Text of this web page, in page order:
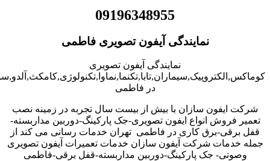
09196348955
نمایندگی آیفون تصویری فاطمی
نمایندگی آیفون تصویری
در فاطمی
شرکت ایفون سازان با بیش از بیست سال تجربه در زمینه نصب
تعمیر فروش انواع ایفون تصویری-جک پارکینگ-دوربین مداربسته-
قفل برقی-برق کاری در فاطمی تهران خدمات رسانی می کند از
جمله خدمات شرکت آیفون سازان خدمات تعمیرات آیفون تصویری
وصوتی- جک پارکینگ-دوربین مداربسته-قفل برقی-فاطمی